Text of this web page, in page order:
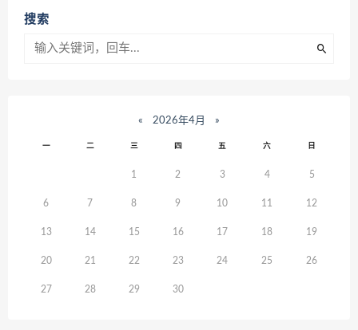
搜索
« 2026年4月 »
一 二 三 四 五 六 日
1 2 3 4 5
6 7 8 9 10 11 12
13 14 15 16 17 18 19
20 21 22 23 24 25 26
27 28 29 30